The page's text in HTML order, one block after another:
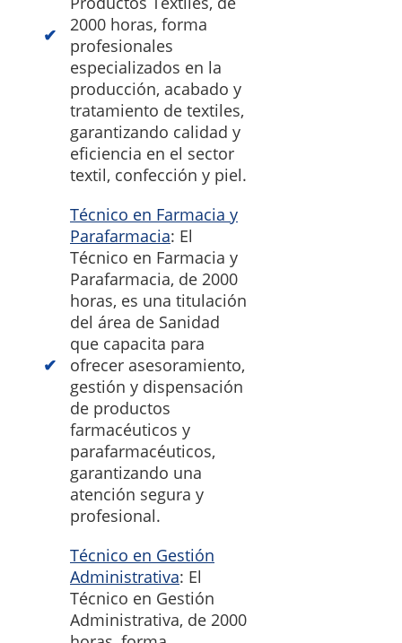
2000 horas, forma
profesionales
especializados en la
producción, acabado y
tratamiento de textiles,
garantizando calidad y
eficiencia en el sector
textil, confección y piel.
Técnico en Farmacia y
Parafarmacia: El
Técnico en Farmacia y
Parafarmacia, de 2000
horas, es una titulación
del área de Sanidad
que capacita para
ofrecer asesoramiento,
gestión y dispensación
de productos
farmacéuticos y
parafarmacéuticos,
garantizando una
atención segura y
profesional.
Técnico en Gestión
Administrativa: El
Técnico en Gestión
Administrativa, de 2000